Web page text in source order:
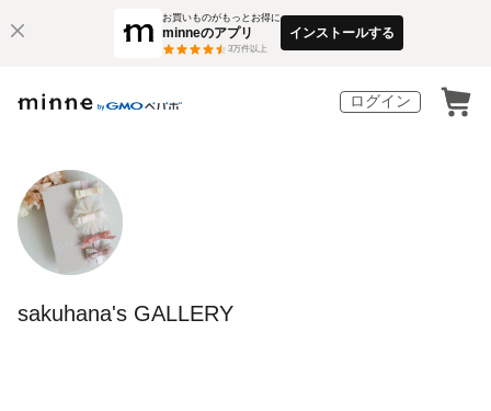
お買いものがもっとお得に
minneのアプリ
3万件以上
インストールする
ログイン
sakuhana's GALLERY